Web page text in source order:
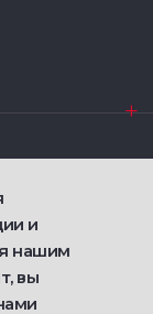
и
нашим
вы